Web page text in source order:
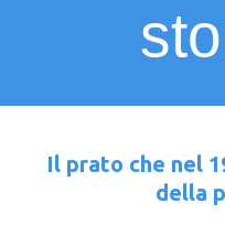
Il prato che nel
della